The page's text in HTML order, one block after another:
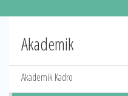
Akademik
Akademik Kadro